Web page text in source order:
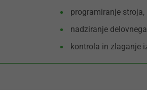
programiranje stroja,
nadziranje
kontrola in zlaganje